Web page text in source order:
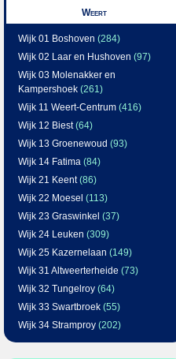
Weert
Wijk 01 Boshoven (284)
Wijk 02 Laar en Hushoven (97)
Wijk 03 Molenakker en
Kampershoek (261)
Wijk 11 Weert-Centrum (416)
Wijk 12 Biest(64)
Wijk 13 Groenewoud (93)
Wijk 14 Fatima (84)
Wijk 21 Keent(86)
Wijk 22 Moesel (113)
Wijk 23 Graswinkel (37)
Wijk 24 Leuken (309)
Wijk 25 Kazernelaan (149)
Wijk 31 Altweerterheide (73)
Wijk 32 Tungelroy (64)
Wijk 33 Swartbroek (55)
Wijk 34 Stramproy (202)